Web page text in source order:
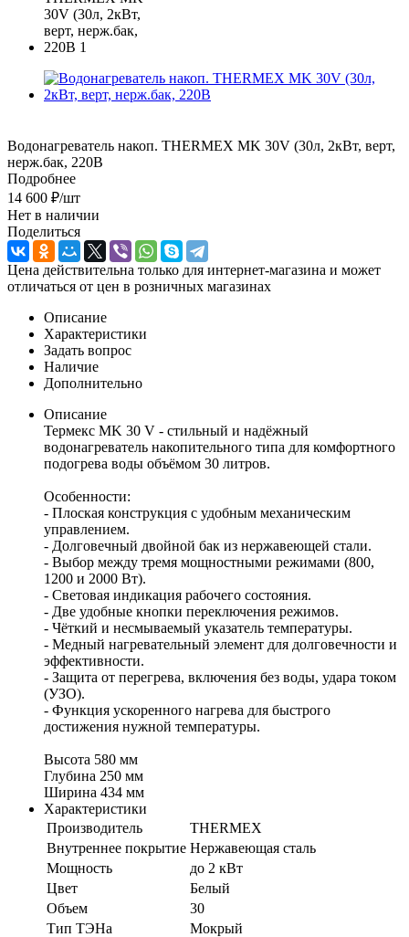
Водонагреватель накоп. THERMEX MK 30V (30л, 2кВт, верт,
нерж.бак, 220В
Подробнее
14 600 ₽/шт
Нет в наличии
Поделиться
Цена действительна только для интернет-магазина и может
отличаться от цен в розничных магазинах
Описание
Характеристики
Задать вопрос
Наличие
Дополнительно
Описание
Термекс MK 30 V - стильный и надёжный
водонагреватель накопительного типа для комфортного
подогрева воды объёмом 30 литров.
Особенности:
- Плоская конструкция с удобным механическим
управлением.
- Долговечный двойной бак из нержавеющей стали.
- Выбор между тремя мощностными режимами (800,
1200 и 2000 Вт).
- Световая индикация рабочего состояния.
- Две удобные кнопки переключения режимов.
- Чёткий и несмываемый указатель температуры.
- Медный нагревательный элемент для долговечности и
эффективности.
- Защита от перегрева, включения без воды, удара током
(УЗО).
- Функция ускоренного нагрева для быстрого
достижения нужной температуры.
Высота 580 мм
Глубина 250 мм
Ширина 434 мм
Характеристики
Производитель
THERMEX
Внутреннее покрытие Нержавеющая сталь
Мощность
до 2 кВт
Цвет
Белый
Объем
30
Тип ТЭНа
Мокрый